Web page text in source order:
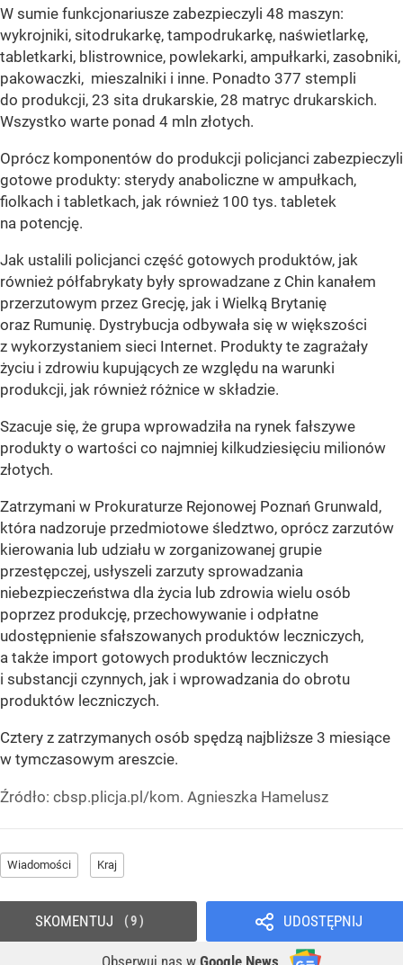
W sumie funkcjonariusze zabezpieczyli 48 maszyn:
wykrojniki, sitodrukarkę, tampodrukarkę, naświetlarkę,
tabletkarki, blistrownice, powlekarki, ampułkarki, zasobniki,
pakowaczki, mieszalniki i inne. Ponadto 377 stempli
do produkcji, 23 sita drukarskie, 28 matryc drukarskich.
Wszystko warte ponad 4 mln złotych.
Oprócz komponentów do produkcji policjanci zabezpieczyli
gotowe produkty: sterydy anaboliczne w ampułkach,
fiolkach i tabletkach, jak również 100 tys. tabletek
na potencję.
Jak ustalili policjanci część gotowych produktów, jak
również półfabrykaty były sprowadzane z Chin kanałem
przerzutowym przez Grecję, jak i Wielką Brytanię
oraz Rumunię. Dystrybucja odbywała się w większości
z wykorzystaniem sieci Internet. Produkty te zagrażały
życiu i zdrowiu kupujących ze względu na warunki
produkcji, jak również różnice w składzie.
Szacuje się, że grupa wprowadziła na rynek fałszywe
produkty o wartości co najmniej kilkudziesięciu milionów
złotych.
Zatrzymani w Prokuraturze Rejonowej Poznań Grunwald,
która nadzoruje przedmiotowe śledztwo, oprócz zarzutów
kierowania lub udziału w zorganizowanej grupie
przestępczej, usłyszeli zarzuty sprowadzania
niebezpieczeństwa dla życia lub zdrowia wielu osób
poprzez produkcję, przechowywanie i odpłatne
udostępnienie sfałszowanych produktów leczniczych,
a także import gotowych produktów leczniczych
i substancji czynnych, jak i wprowadzania do obrotu
produktów leczniczych.
Cztery z zatrzymanych osób spędzą najbliższe 3 miesiące
w tymczasowym areszcie.
Źródło: cbsp.plicja.pl/kom. Agnieszka Hamelusz
Wiadomości Kraj
UDOSTĘPNIJ
SKOMENTUJ 9